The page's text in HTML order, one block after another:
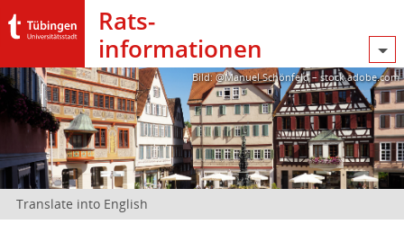
Rats­
informationen
Bild: @Manuel Schönfeld – stock.adobe.com
Translate into English